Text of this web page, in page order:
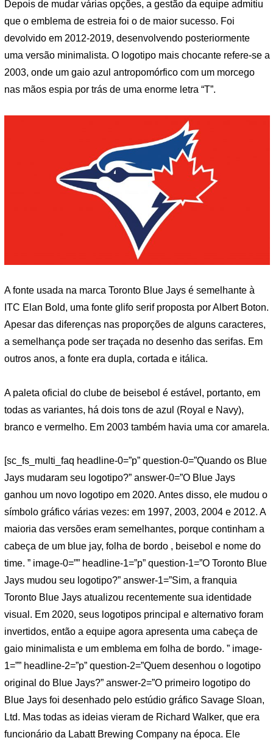
Depois de mudar várias opções, a gestão da equipe admitiu
que o emblema de estreia foi o de maior sucesso. Foi
devolvido em 2012-2019, desenvolvendo posteriormente
uma versão minimalista. O logotipo mais chocante refere-se a
2003, onde um gaio azul antropomórfico com um morcego
nas mãos espia por trás de uma enorme letra “T”.
A fonte usada na marca Toronto Blue Jays é semelhante à
ITC Elan Bold, uma fonte glifo serif proposta por Albert Boton.
Apesar das diferenças nas proporções de alguns caracteres,
a semelhança pode ser traçada no desenho das serifas. Em
outros anos, a fonte era dupla, cortada e itálica.
A paleta oficial do clube de beisebol é estável, portanto, em
todas as variantes, há dois tons de azul (Royal e Navy),
branco e vermelho. Em 2003 também havia uma cor amarela.
[sc_fs_multi_faq headline-0=”p” question-0=”Quando os Blue
Jays mudaram seu logotipo?” answer-0=”O Blue Jays
ganhou um novo logotipo em 2020. Antes disso, ele mudou o
símbolo gráfico várias vezes: em 1997, 2003, 2004 e 2012. A
maioria das versões eram semelhantes, porque continham a
cabeça de um blue jay, folha de bordo , beisebol e nome do
time. ” image-0=”” headline-1=”p” question-1=”O Toronto Blue
Jays mudou seu logotipo?” answer-1=”Sim, a franquia
Toronto Blue Jays atualizou recentemente sua identidade
visual. Em 2020, seus logotipos principal e alternativo foram
invertidos, então a equipe agora apresenta uma cabeça de
gaio minimalista e um emblema em folha de bordo. ” image-
1=”” headline-2=”p” question-2=”Quem desenhou o logotipo
original do Blue Jays?” answer-2=”O primeiro logotipo do
Blue Jays foi desenhado pelo estúdio gráfico Savage Sloan,
Ltd. Mas todas as ideias vieram de Richard Walker, que era
funcionário da Labatt Brewing Company na época. Ele